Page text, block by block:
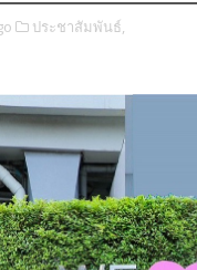
ประชาสัมพันธ์,